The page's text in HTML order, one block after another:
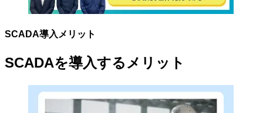
SCADA導入メリット
SCADAを導入するメリット